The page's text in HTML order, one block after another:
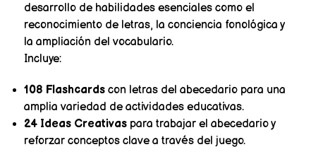
desarrollo de habilidades esenciales como el
reconocimiento de letras, la conciencia fonológica y
la ampliación del vocabulario.
Incluye:
108 Flashcardscon letras del abecedario para una
amplia variedad de actividades educativas.
24 Ideas Creativaspara trabajar el abecedario y
reforzar conceptos clave a través del juego.